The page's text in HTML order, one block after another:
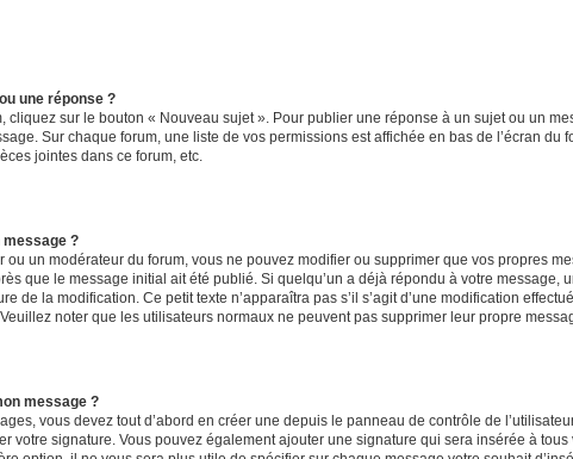
une réponse ?
cliquez sur le bouton « Nouveau sujet ». Pour publier une réponse à un sujet ou un
Sur chaque forum, une liste de vos permissions est affichée en bas de l’écran
jointes dans ce forum, etc.
?
un modérateur du forum, vous ne pouvez modifier ou supprimer que vos propres
que le message initial ait été publié. Si quelqu’un a déjà répondu à votre message,
de la modification. Ce petit texte n’apparaîtra pas s’il s’agit d’une modification
noter que les utilisateurs normaux ne peuvent pas supprimer leur propre
message ?
vous devez tout d’abord en créer une depuis le panneau de contrôle de
votre signature. Vous pouvez également ajouter une signature qui sera insérée à